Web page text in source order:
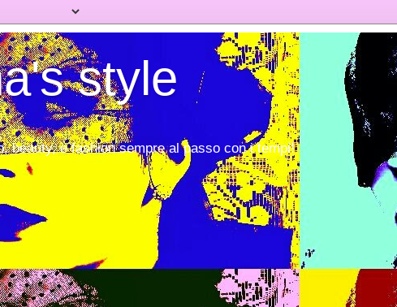
style
beauty, e fashion sempre al passo con i tempi!